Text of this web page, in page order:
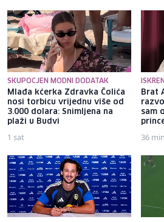
SKUPOCJEN MODNI DODATAK
Mlađa kćerka Zdravka Čolića
nosi torbicu vrijednu više od
3.000 dolara: Snimljena na
plaži u Budvi
1 sat
Brat
sam
36 min